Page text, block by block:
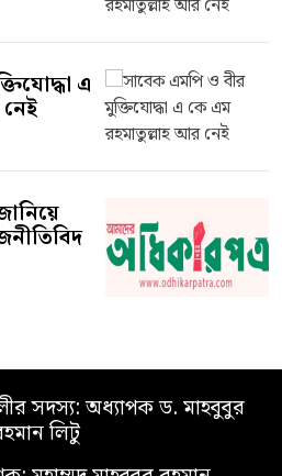
এ
সদস্য: অধ্যাপক ড. মাহবুবুর
লিটু